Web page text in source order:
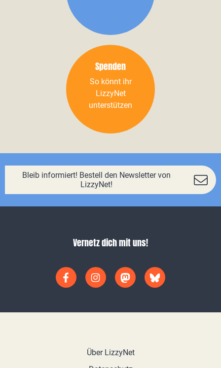
Spenden
So könnt ihr
LizzyNet
unterstützen
Bleib informiert! Bestell den Newsletter von
LizzyNet!
Vernetz dich mit uns!
Über LizzyNet